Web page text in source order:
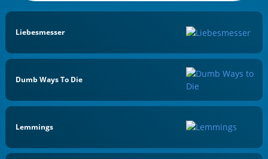
Liebesmesser
Dumb Ways To Die
Lemmings